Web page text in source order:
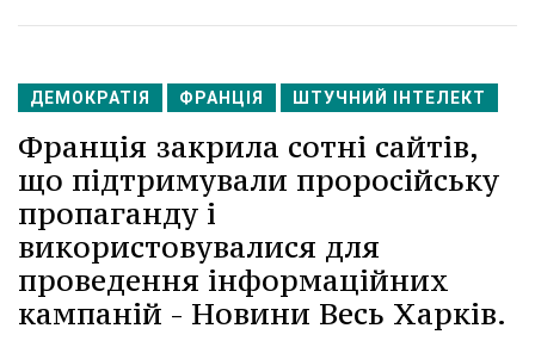
ДЕМОКРАТІЯ ФРАНЦІЯ ШТУЧНИЙ ІНТЕЛЕКТ
Франція закрила сотні сайтів,
що підтримували проросійську
пропаганду і
використовувалися для
проведення інформаційних
кампаній - Новини Весь Харків.